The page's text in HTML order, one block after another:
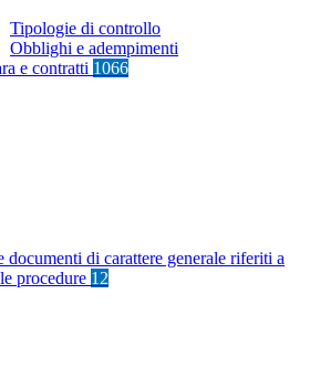
Tipologie di controllo
Obblighi e adempimenti
e contratti 1066
documenti di carattere generale riferiti a
procedure 12